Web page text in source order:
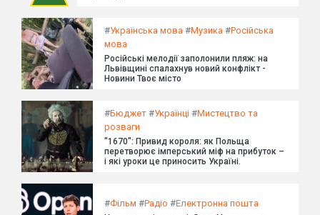
#Українська мова #Музика #Російська
мова
Російські мелодії заполонили пляж: на
Львівщині спалахнув новий конфлікт -
Новини Твоє місто
#Бюджет #Українці #Мистецтво та
розваги
"1670": Привид короля: як Польща
перетворює імперський міф на прибуток –
і які уроки це приносить Україні.
#Фільм #Радіо #Електронна пошта